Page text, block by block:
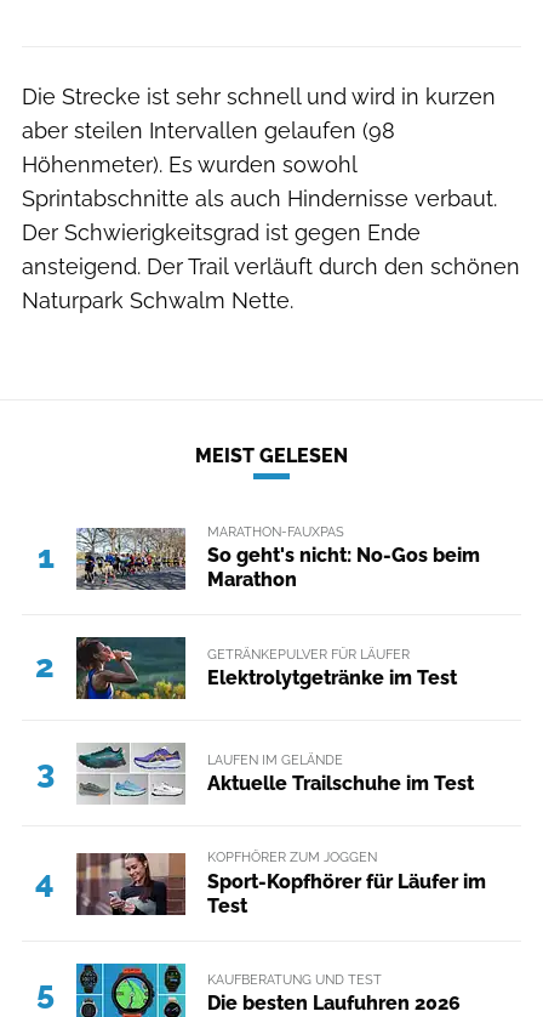
Die Strecke ist sehr schnell und wird in kurzen
aber steilen Intervallen gelaufen (98
Höhenmeter). Es wurden sowohl
Sprintabschnitte als auch Hindernisse verbaut.
Der Schwierigkeitsgrad ist gegen Ende
ansteigend. Der Trail verläuft durch den schönen
Naturpark Schwalm Nette.
MEIST GELESEN
1
MARATHON-FAUXPAS
So geht's nicht: No-Gos beim
Marathon
2 GETRÄNKEPULVER FÜR LÄUFER
Elektrolytgetränke im Test
3 LAUFEN IM GELÄNDE
Aktuelle Trailschuhe im Test
4
KOPFHÖRER ZUM JOGGEN
Sport-Kopfhörer für Läufer im
Test
5 KAUFBERATUNG UND TEST
Die besten Laufuhren 2026